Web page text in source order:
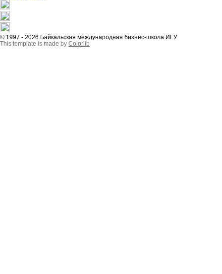
© 1997 - 2026 Байкальская международная бизнес-школа ИГУ
This template is made by Colorlib